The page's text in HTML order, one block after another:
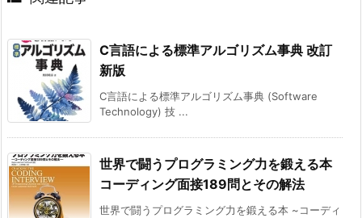
C言語による標準アルゴリズム事典 改訂
新版
C言語による標準アルゴリズム事典 (Software
Technology) 技 ...
世界で闘うプログラミング力を鍛える本
コーディング面接189問とその解法
世界で闘うプログラミング力を鍛える本 ~コーディ